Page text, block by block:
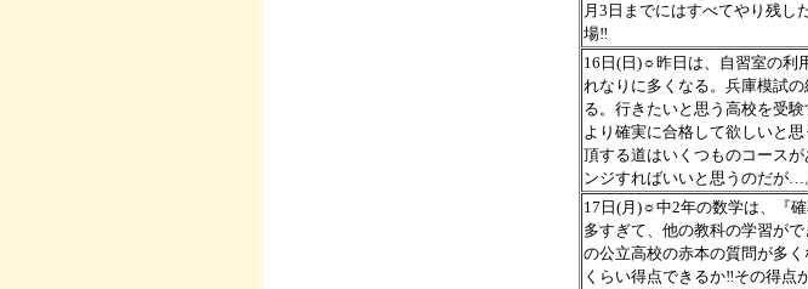
月3日までにはすべてやり残し
場‼
16日(日)☼昨日は、自習室の利
れなりに多くなる。兵庫模試
る。行きたいと思う高校を受
より確実に合格して欲しいと
頂する道はいくつものコース
ンジすればいいと思うのだが…
17日(月)☼中2年の数学は、『
多すぎて、他の教科の学習が
の公立高校の赤本の質問が多
くらい得点できるか‼その得点